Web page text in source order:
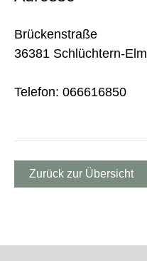
Brückenstraße
36381 Schlüchtern-Elm
Telefon: 066616850
Zurück zur Übersicht